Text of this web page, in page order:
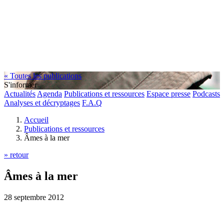
« Toutes les publications
S'informer
Actualités Agenda Publications et ressources Espace presse Podcasts
Analyses et décryptages F.A.Q
Accueil
Publications et ressources
Âmes à la mer
» retour
Âmes à la mer
28 septembre 2012